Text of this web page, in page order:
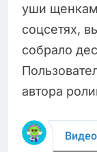
уши
соцсетях,
собрало
автора